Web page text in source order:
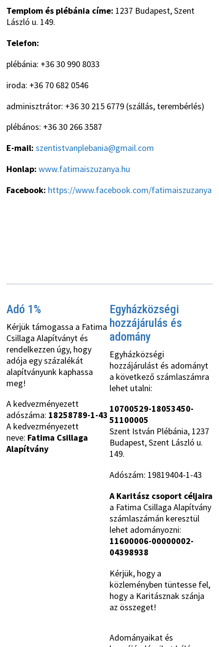
Templom és plébánia címe: 1237 Budapest, Szent
László u. 149.
Telefon:
plébánia: +36 30 990 8033
iroda: +36 70 682 0546
adminisztrátor: +36 30 215 6779 (szállás, terembérlés)
plébános: +36 30 266 3587
E-mail: szentistvanplebania@gmail.com
Honlap: www.fatimaiszuzanya.hu
Facebook: https://www.facebook.com/fatimaiszuzanya
Adó 1%
Kérjük támogassa a Fatima
Csillaga Alapítványt és
rendelkezzen úgy, hogy
adója egy százalékát
alapítványunk kaphassa
meg!
A kedvezményezett
adószáma: 18258789-1-43
A kedvezményezett
neve: Fatima Csillaga
Alapítvány
Egyházközségi
hozzájárulás és
adomány
Egyházközségi
hozzájárulást és adományt
a következő számlaszámra
lehet utalni:
10700529-18053450-
51100005
Szent István Plébánia, 1237
Budapest, Szent László u.
149.
Adószám: 19819404-1-43
A Karitász csoport céljaira
a Fatima Csillaga Alapítvány
számlaszámán keresztül
lehet adományozni:
11600006-00000002-
04398938
Kérjük, hogy a
közleményben tüntesse fel,
hogy a Karitásznak szánja
az összeget!
Adományaikat és